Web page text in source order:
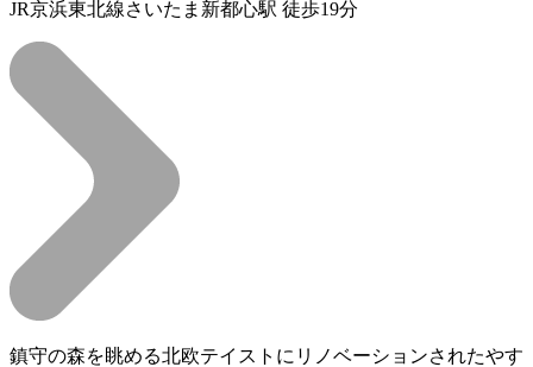
JR京浜東北線さいたま新都心駅 徒歩19分
鎮守の森を眺める北欧テイストにリノベーションされたやす